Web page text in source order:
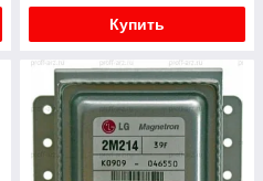
Купить